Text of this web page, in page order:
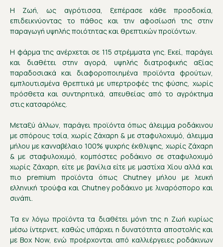
Η Ζωή, ως αγρότισσα, ξεπέρασε κάθε προσδοκία,
επιδεικνύοντας το πάθος και την αφοσίωσή της στην
παραγωγή υψηλής ποιότητας και θρεπτικών προϊόντων.
Η φάρμα της ανέρχεται σε 115 στρέμματα γης. Εκεί, παράγει
και διαθέτει στην αγορά, υψηλής διατροφικής αξίας
παραδοσιακά και διαφοροποιημένα προϊόντα φρούτων,
εμπλουτισμένα θρεπτικά με υπερτροφές της φύσης, χωρίς
πρόσθετα και συντηρητικά, απευθείας από το αγρόκτημα
στις κατσαρόλες.
Μεταξύ άλλων, παράγει προϊόντα όπως άλειμμα ροδάκινου
με σπόρους τσία, χωρίς ζάχαρη & με σταφυλοχυμό, άλειμμα
μήλου με κανναβέλαιο 100% ψυχρής έκθλιψης, χωρίς ζάχαρη
& με σταφυλοχυμό, κομπόστες ροδάκινο σε σταφυλοχυμό
χωρίς ζάχαρη, είτε με βανίλια είτε με μαστίχα Χίου αλλά και
πιο premium προϊόντα όπως Chutney μήλου με λευκή
ελληνική τρούφα και Chutney ροδάκινο με λιναρόσπορο και
σινάπι.
Τα εν λόγω προϊόντα τα διαθέτει μόνη της η Ζωή κυρίως
μέσω ίντερνετ, καθώς υπάρχει η δυνατότητα αποστολής και
με Box Now, ενώ προέρχονται από καλλιέργειες ροδάκινων